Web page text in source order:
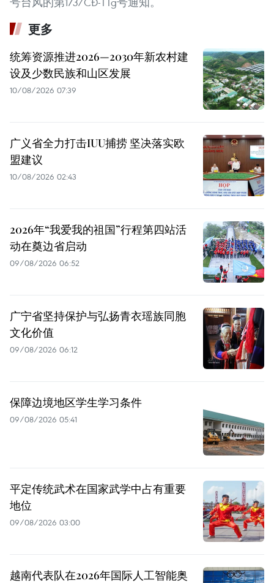
更多
统筹资源推进2026—2030年新农村建
设及少数民族和山区发展
10/08/2026 07:39
广义省全力打击IUU捕捞 坚决落实欧
盟建议
10/08/2026 02:43
2026年“我爱我的祖国”行程第四站活
动在奠边省启动
09/08/2026 06:52
广宁省坚持保护与弘扬青衣瑶族同胞
文化价值
09/08/2026 06:12
保障边境地区学生学习条件
09/08/2026 05:41
平定传统武术在国家武学中占有重要
地位
09/08/2026 03:00
越南代表队在2026年国际人工智能奥